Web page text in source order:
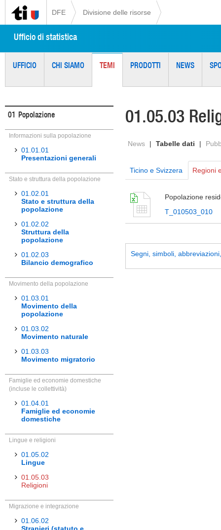
DFE Divisione delle risorse
Ufficio di statistica
UFFICIO CHI SIAMO TEMI PRODOTTI NEWS
01 Popolazione
Informazioni sulla popolazione
01.01.01
Presentazioni generali
Stato e struttura della popolazione
01.02.01
Stato e struttura della
popolazione
01.02.02
Struttura della
popolazione
01.02.03
Bilancio demografico
Movimento della popolazione
01.03.01
Movimento della
popolazione
01.03.02
Movimento naturale
01.03.03
Movimento migratorio
Famiglie ed economie domestiche
(incluse le collettività)
01.04.01
Famiglie ed economie
domestiche
Lingue e religioni
01.05.02
Lingue
01.05.03
Religioni
Migrazione e integrazione
01.06.02
01.05.03
News | Tabelle dati |
Ticino e Svizzera Regioni
Popolazione
T_010503_010
Segni, simboli,